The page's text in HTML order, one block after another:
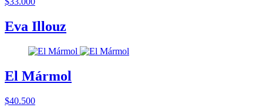
Eva Illouz
El Mármol
$40.500